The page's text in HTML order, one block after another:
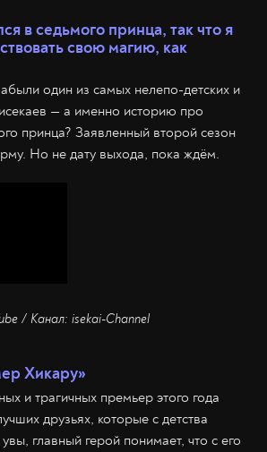
в седьмого принца, так что я
свою магию, как
один из самых нелепо-детских и
— а именно историю про
принца? Заявленный второй сезон
Но не дату выхода, пока ждём.
/ Канал: isekai-Channel
Хикару»
и трагичных премьер этого года
друзьях, которые с детства
главный герой понимает, что с его